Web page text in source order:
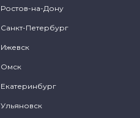
Ростов-на-Дону
Санкт-Петербург
Ижевск
Омск
Екатеринбург
Ульяновск